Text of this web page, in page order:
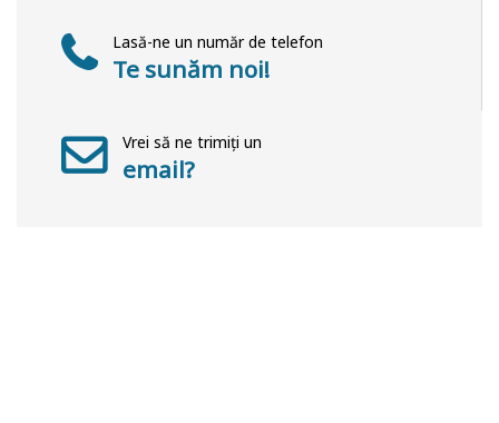
Lasă-ne un număr de telefon
Te sunăm noi!
Vrei să ne trimiți un
email?